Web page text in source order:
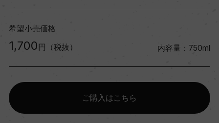
希望小売価格
1,700 円（税抜） 内容量：750ml
ご購入はこちら